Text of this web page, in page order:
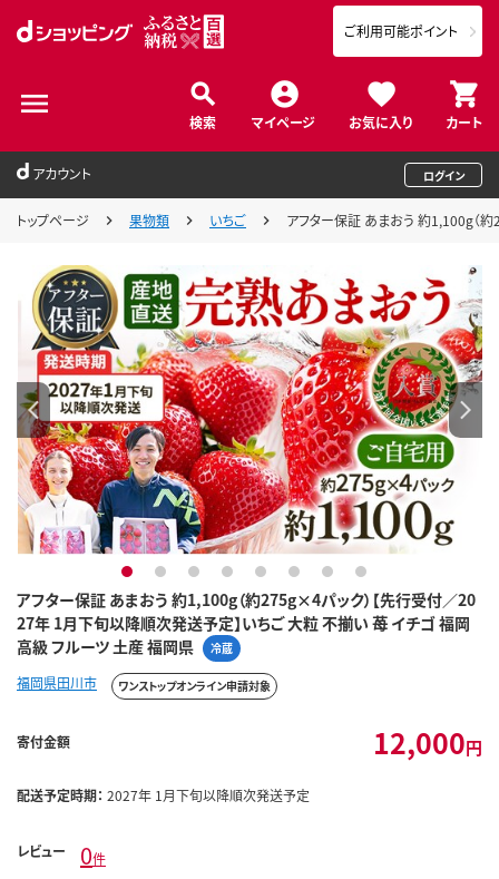
検索 マイページ お気に入り カート
ご利用可能ポイント
アカウント ログイン
トップページ 果物類 いちご アフター保証 あまおう 約1,100g（
アフター保証 あまおう 約1,100g（約275g×4パック）【先行受付／20
27年 1月下旬以降順次発送予定】いちご 大粒 不揃い 苺 イチゴ 福岡
高級 フルーツ 土産 福岡県
冷蔵
1 2 3 4 5 6 7 8
福岡県田川市 ワンストップオンライン申請対象
寄付金額 12,000円
配送予定時期： 2027年 1月下旬以降順次発送予定
レビュー 0件